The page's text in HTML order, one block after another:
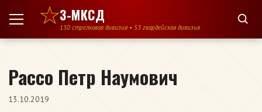
Перейти к содержимому
3-МКСД
130 стрелковая дивизия • 53 гвардейская дивизия
Рассо Петр Наумович
13.10.2019